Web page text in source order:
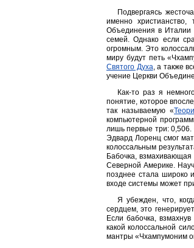
Подвергаясь
именно
Объединения в Италии
семей. Однако если
огромным. Это
миру будут петь
Святого Духа, а также
учение Церкви
Как-то раз я
понятие, которое
так называемую «
компьютерной
лишь первые три: 0,506.
Эдвард Лоренц смог
колоссальным
Бабочка,
Северной Америке.
позднее стала широко
входе системы может
Я убежден, что,
сердцем, это
Если бабочка,
какой колоссальной
мантры «Чхампумоним